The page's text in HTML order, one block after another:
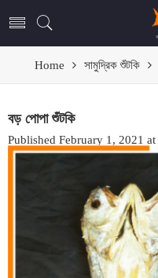
Home সামুদ্রিক শুঁটকি
বড় পোপা শুঁটকি
Published February 1, 2021 at